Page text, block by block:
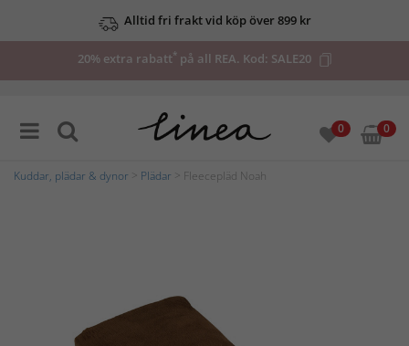
Alltid fri frakt vid köp över 899 kr
20% extra rabatt*på all REA. Kod: SALE20
0 0
Kuddar, plädar & dynor Plädar > Fleecepläd Noah